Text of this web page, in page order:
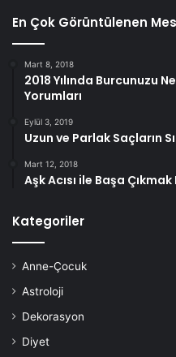
En Çok Görüntülenen
Mart 8, 2018
2018 Yılında Burcunuzu
Yorumları
Eylül 3, 2019
Uzun ve Parlak Saçların
Mart 12, 2018
Aşk Acısı ile Başa
Kategoriler
Anne-Çocuk
Astroloji
Dekorasyon
Diyet